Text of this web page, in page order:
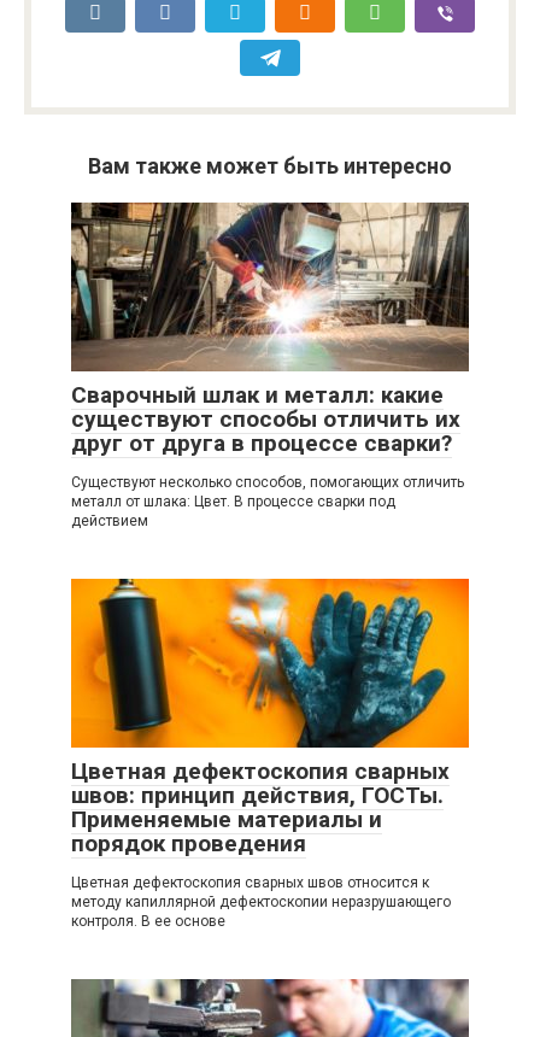
Вам также может быть интересно
Сварочный шлак и металл: какие
существуют способы отличить их
друг от друга в процессе сварки?
Существуют несколько способов, помогающих отличить
металл от шлака: Цвет. В процессе сварки под
действием
Цветная дефектоскопия сварных
швов: принцип действия, ГОСТы.
Применяемые материалы и
порядок проведения
Цветная дефектоскопия сварных швов относится к
методу капиллярной дефектоскопии неразрушающего
контроля. В ее основе